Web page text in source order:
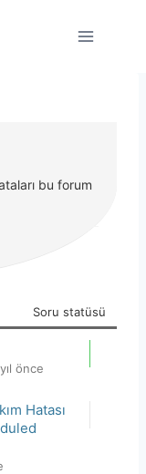
bu forum
Soru statüsü
yıl önce
Hatası